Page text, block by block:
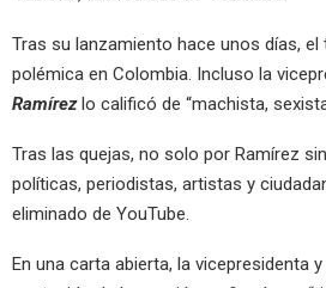
Tras su lanzamiento hace unos días,
polémica en Colombia. Incluso la
Ramírezlo calificó de “machista,
Tras las quejas, no solo por Ramírez
políticas, periodistas, artistas y
eliminado de YouTube.
En una carta abierta, la vicepresidenta